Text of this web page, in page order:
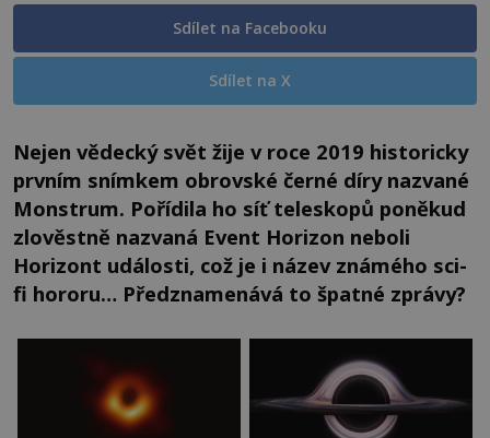
Sdílet na Facebooku
Sdílet na X
Nejen vědecký svět žije v roce 2019 historicky
prvním snímkem obrovské černé díry nazvané
Monstrum. Pořídila ho síť teleskopů poněkud
zlověstně nazvaná Event Horizon neboli
Horizont události, což je i název známého sci-
fi hororu… Předznamenává to špatné zprávy?